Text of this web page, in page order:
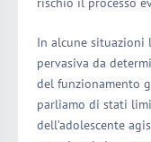
In alcune situazioni
pervasiva da
del funzionamento
parliamo di stati
dell’adolescente